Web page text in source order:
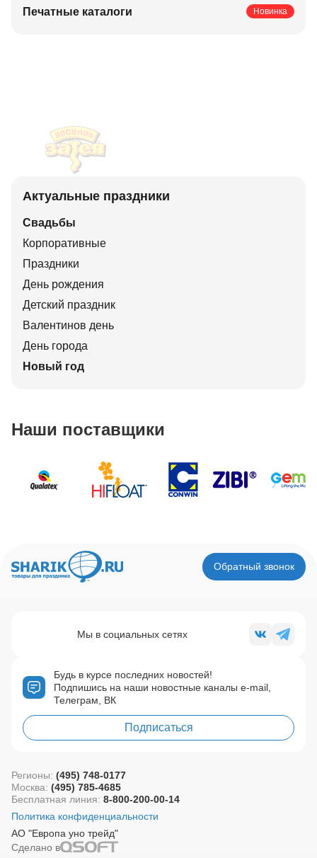
Печатные каталоги
Новинка
Актуальные праздники
Свадьбы
Корпоративные
Праздники
День рождения
Детский праздник
Валентинов день
День города
Новый год
Наши поставщики
Обратный звонок
Будь в курсе последних новостей!
Подпишись на наши новостные каналы e-mail,
Телеграм, ВК
Подписаться
Мы в социальных сетях
АО "Европа уно трейд"
Регионы: (495) 748-0177
Москва: (495) 785-4685
Бесплатная линия: 8-800-200-00-14
Политика конфиденциальности
Сделано в